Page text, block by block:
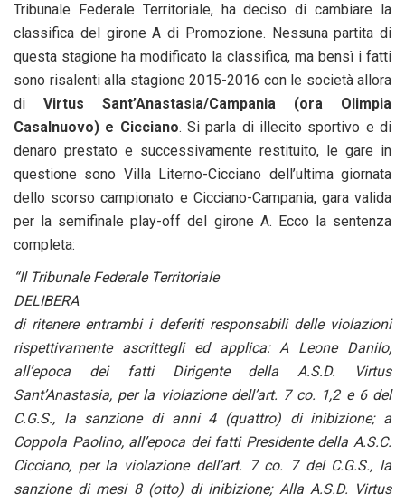
Tribunale Federale Territoriale, ha deciso di cambiare la
classifica del girone A di Promozione. Nessuna partita di
questa stagione ha modificato la classifica, ma bensì i fatti
sono risalenti alla stagione 2015-2016 con le società allora
di Virtus Sant’Anastasia/Campania (ora Olimpia
Casalnuovo) e Cicciano. Si parla di illecito sportivo e di
denaro prestato e successivamente restituito, le gare in
questione sono Villa Literno-Cicciano dell’ultima giornata
dello scorso campionato e Cicciano-Campania, gara valida
per la semifinale play-off del girone A. Ecco la sentenza
completa:
“Il Tribunale Federale Territoriale
DELIBERA
di ritenere entrambi i deferiti responsabili delle violazioni
rispettivamente ascrittegli ed applica: A Leone Danilo,
all’epoca dei fatti Dirigente della A.S.D. Virtus
Sant’Anastasia, per la violazione dell’art. 7 co. 1,2 e 6 del
C.G.S., la sanzione di anni 4 (quattro) di inibizione; a
Coppola Paolino, all’epoca dei fatti Presidente della A.S.C.
Cicciano, per la violazione dell’art. 7 co. 7 del C.G.S., la
sanzione di mesi 8 (otto) di inibizione; Alla A.S.D. Virtus